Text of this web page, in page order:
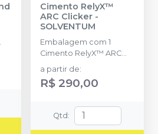
Cimento RelyX™
ARC Clicker -
SOLVENTUM
Embalagem com 1
Cimento RelyX™ ARC
Clicker de 4,5g.
a partir de:
R$ 290,00
Qtd :